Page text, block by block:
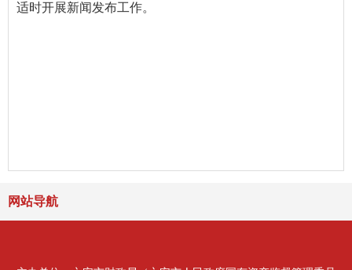
适时开展新闻发布工作。
网站导航